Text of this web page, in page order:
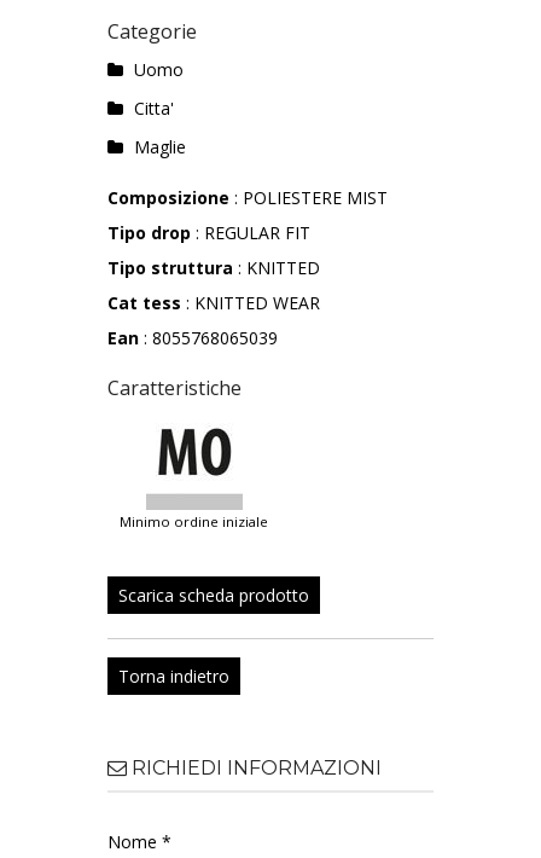
Categorie
Uomo
Citta'
Maglie
Composizione : POLIESTERE MIST
Tipo drop : REGULAR FIT
Tipo struttura : KNITTED
Cat tess : KNITTED WEAR
Ean : 8055768065039
Caratteristiche
minimo ordine iniziale
Scarica scheda prodotto
Torna indietro
RICHIEDI INFORMAZIONI
Nome *